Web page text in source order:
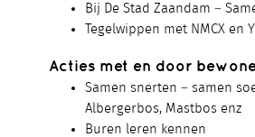
Bij De Stad Zaandam –
Tegelwippen met NMCX en
Acties met en door
Samen snerten – samen
Albergerbos, Mastbos enz
Buren leren kennen